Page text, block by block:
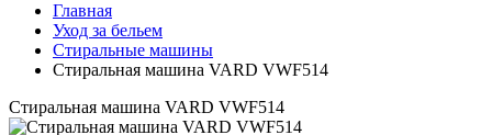
Главная
Уход за бельем
Стиральные машины
Стиральная машина VARD VWF514
Стиральная машина VARD VWF514